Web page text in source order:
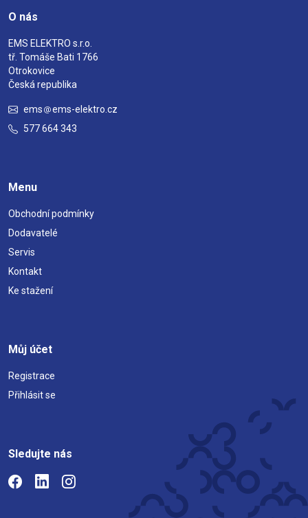
O nás
EMS ELEKTRO s.r.o.
tř. Tomáše Bati 1766
Otrokovice
Česká republika
ems
ems-elektro.cz
577 664 343
Menu
Obchodní podmínky
Dodavatelé
Servis
Kontakt
Ke stažení
Můj účet
Registrace
Přihlásit se
Sledujte nás